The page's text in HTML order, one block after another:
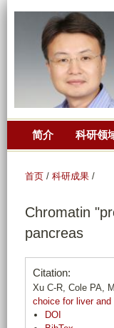
简介 科研领
首页 / 科研成果 /
Chromatin
pancreas
Citation:
Xu C-R, Cole PA,
choice for liver and
DOI